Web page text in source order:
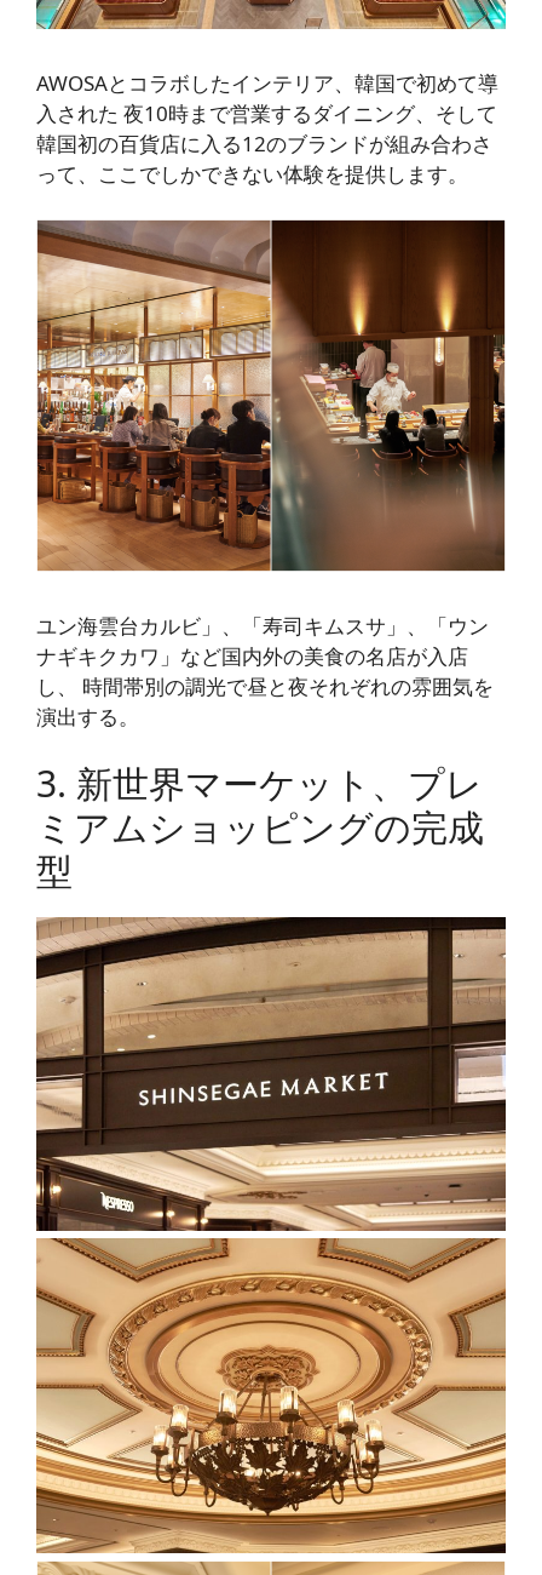
AWOSAと コラボしたインテリア、韓国で初めて導
入された 夜10時まで営業するダイニング、そして
韓国初の百貨店に入る12のブランドが組み合わさ
って、ここでしかできない体験を提供します。
ユン海雲台カルビ」、「寿司キムスサ」、「ウン
ナギキクカワ」など国内外の美食の名店が入店
し、 時間帯別の調光で昼と夜それぞれの雰囲気を
演出する。
3. 新世界マーケット、プレ
ミアムショッピングの完成
型